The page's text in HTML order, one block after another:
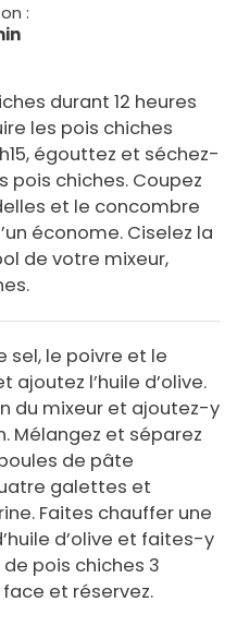
:
durant 12 heures
les pois chiches
égouttez et séchez-
pois chiches. Coupez
et le concombre
économe. Ciselez la
de votre mixeur,
sel, le poivre et le
ajoutez l’huile d’olive.
du mixeur et ajoutez-y
Mélangez et séparez
de pâte
galettes et
Faites chauffer une
d’olive et faites-y
pois chiches 3
et réservez.